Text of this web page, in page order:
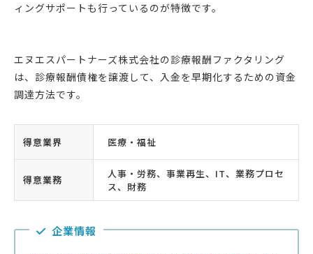
ィングサポートも行っているのが特徴です。
エヌエスパートナーズ株式会社の診療報酬ファクタリング
は、診療報酬債権を譲渡して、入金を早期化するための資金
調達方法です。
得意業界 医療・福祉
得意業務
人事・労務、事業再生、IT、業務プロセ
ス、財務
企業情報